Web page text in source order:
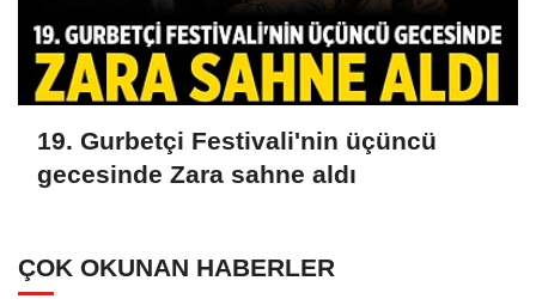
19. Gurbetçi Festivali'nin üçüncü
gecesinde Zara sahne aldı
ÇOK OKUNAN HABERLER